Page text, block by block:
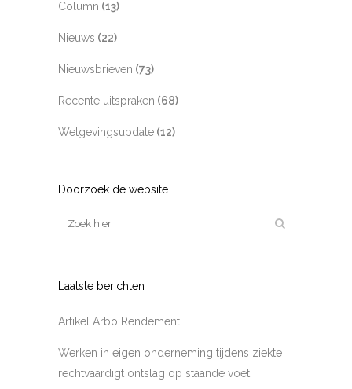
Column (13)
Nieuws (22)
Nieuwsbrieven (73)
Recente uitspraken (68)
Wetgevingsupdate (12)
Doorzoek de website
Laatste berichten
Artikel Arbo Rendement
Werken in eigen onderneming tijdens ziekte
rechtvaardigt ontslag op staande voet